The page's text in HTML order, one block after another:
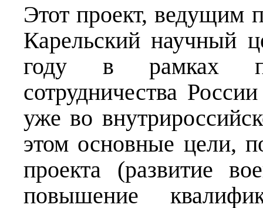
Этот проект, ведущим
Карельский научный
году в рамках
сотрудничества
уже во
этом основные цели,
проекта (развитие
повышение